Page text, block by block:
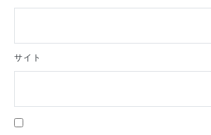
サイト